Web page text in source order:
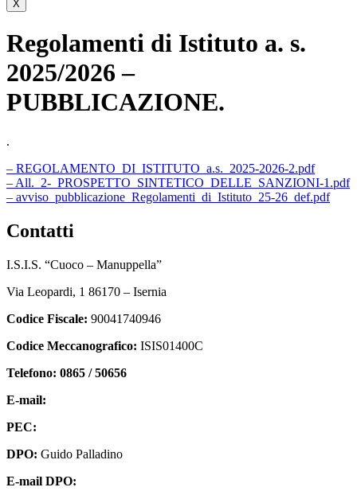
X
Regolamenti di Istituto a. s.
2025/2026 –
PUBBLICAZIONE.
.
– REGOLAMENTO_DI_ISTITUTO_a.s._2025-2026-2.pdf
– All._2-_PROSPETTO_SINTETICO_DELLE_SANZIONI-1.pdf
– avviso_pubblicazione_Regolamenti_di_Istituto_25-26_def.pdf
contatti
I.S.I.S. “Cuoco – Manuppella”
Via Leopardi, 1 86170 – Isernia
Codice Fiscale: 90041740946
Codice Meccanografico: ISIS01400C
Telefono: 0865 / 50656
E-mail:
PEC:
DPO: Guido Palladino
E-mail DPO: